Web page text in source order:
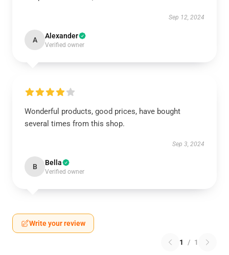
Sep 12, 2024
A Alexander
Verified owner
Wonderful products, good prices, have bought
several times from this shop.
Sep 3, 2024
B Bella
Verified owner
Write your review
1 / 1